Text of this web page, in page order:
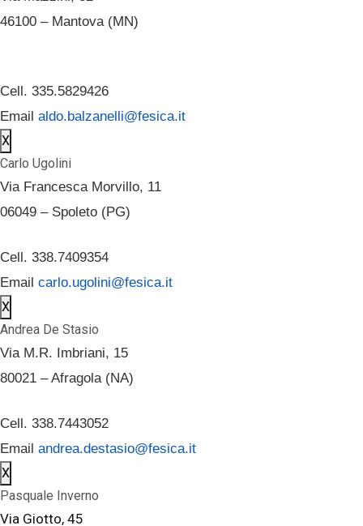
46100 – Mantova (MN)
Cell. 335.5829426
Email aldo.balzanelli@fesica.it
X
Carlo Ugolini
Via Francesca Morvillo, 11
06049 – Spoleto (PG)
Cell. 338.7409354
Email carlo.ugolini@fesica.it
X
Andrea De Stasio
Via M.R. Imbriani, 15
80021 – Afragola (NA)
Cell. 338.7443052
Email andrea.destasio@fesica.it
X
Pasquale Inverno
Via Giotto, 45